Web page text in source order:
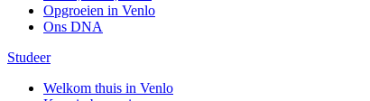
Opgroeien in Venlo
Ons DNA
Studeer
Welkom thuis in Venlo